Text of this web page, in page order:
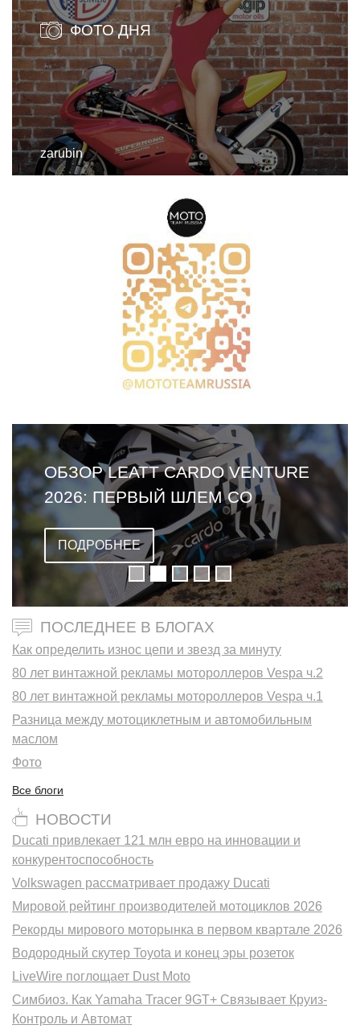
ФОТО ДНЯ
zarubin
ОБЗОР LEATT CARDO VENTURE
2026: ПЕРВЫЙ ШЛЕМ СО
ВСТРОЕННОЙ ГАРНИТУРОЙ
ПОДРОБНЕЕ
ПОСЛЕДНЕЕ В БЛОГАХ
Как определить износ цепи и звезд за минуту
80 лет винтажной рекламы мотороллеров Vespa ч.2
80 лет винтажной рекламы мотороллеров Vespa ч.1
Разница между мотоциклетным и автомобильным
маслом
Фото
Все блоги
НОВОСТИ
Ducati привлекает 121 млн евро на инновации и
конкурентоспособность
Volkswagen рассматривает продажу Ducati
Мировой рейтинг производителей мотоциклов 2026
Рекорды мирового моторынка в первом квартале 2026
Водородный скутер Toyota и конец эры розеток
LiveWire поглощает Dust Moto
Симбиоз. Как Yamaha Tracer 9GT+ Связывает Круиз-
Контроль и Автомат